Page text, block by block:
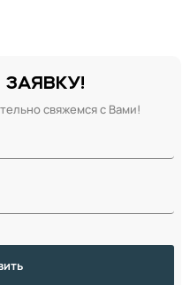
свяжемся с Вами!